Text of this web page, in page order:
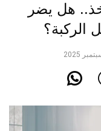
هل يضر
الركبة؟